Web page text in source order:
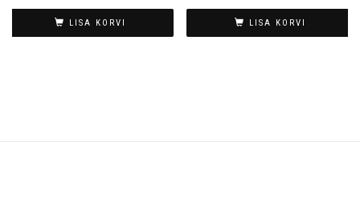
LISA KORVI LISA KORVI